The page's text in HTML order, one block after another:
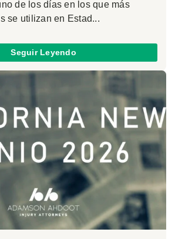
de los días en los que más
se utilizan en Estad...
Seguir Leyendo